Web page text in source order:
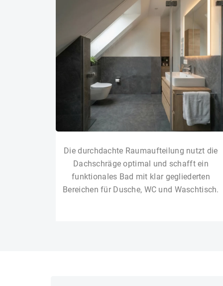
Die durchdachte Raumaufteilung nutzt die
Dachschräge optimal und schafft ein
funktionales Bad mit klar gegliederten
Bereichen für Dusche, WC und Waschtisch.